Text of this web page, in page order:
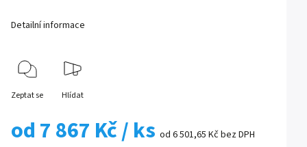
od7 867 Kč/ ks od 6 501,65 Kčbez DPH
Detailní informace
Zeptat se Hlídat